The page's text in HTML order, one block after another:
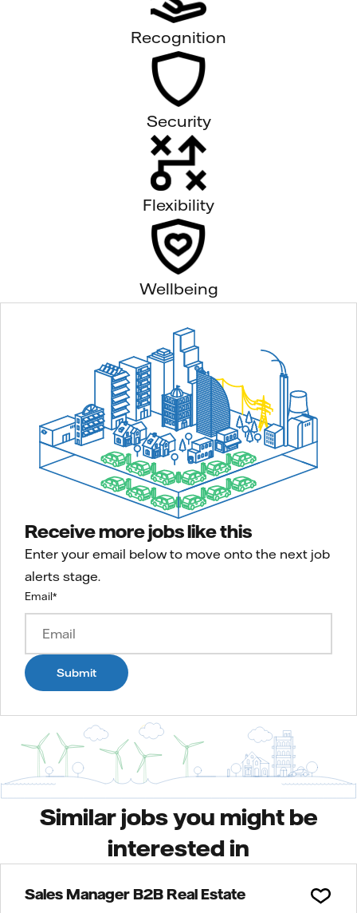
Recognition
Security
Flexibility
Wellbeing
Receive more jobs like this
Enter your email below to move onto the next job
alerts stage.
Email*
Submit
Similar jobs you might be
interested in
Sales Manager B2B Real Estate